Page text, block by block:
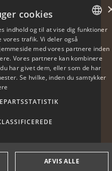
ENGLISH
cookies
indhold og til at vise dig funktioner
trafik. Vi deler også
med vores partnere inden
Vores partnere kan kombinere
har givet dem, eller som de har
Se hvilke, inden du samtykker
AFVIS ALLE